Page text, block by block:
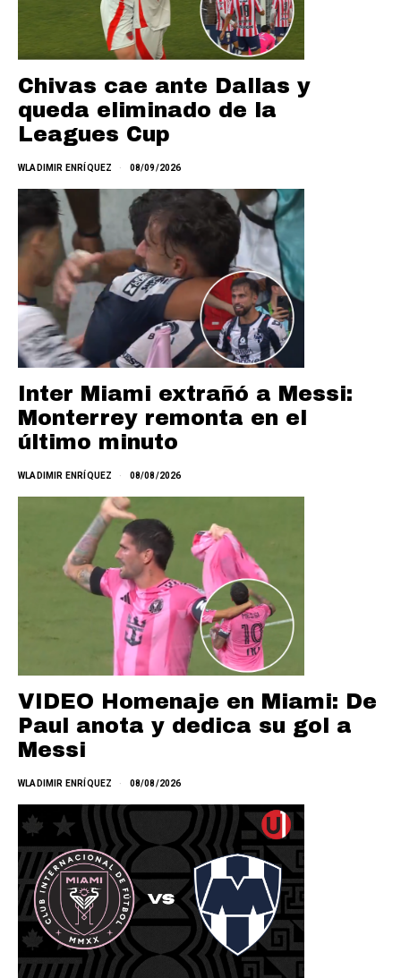
Chivas cae ante Dallas y
queda eliminado de la
Leagues Cup
WLADIMIR ENRÍQUEZ 08/09/2026
Inter Miami extrañó a Messi:
Monterrey remonta en el
último minuto
WLADIMIR ENRÍQUEZ 08/08/2026
VIDEO Homenaje en Miami: De
Paul anota y dedica su gol a
Messi
WLADIMIR ENRÍQUEZ 08/08/2026